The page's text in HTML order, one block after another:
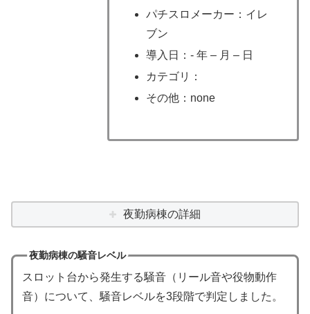
パチスロメーカー：イレ
ブン
導入日：- 年 – 月 – 日
カテゴリ：
その他：none
夜勤病棟の詳細
夜勤病棟の騒音レベル
スロット台から発生する騒音（リール音や役物動作
音）について、騒音レベルを3段階で判定しました。